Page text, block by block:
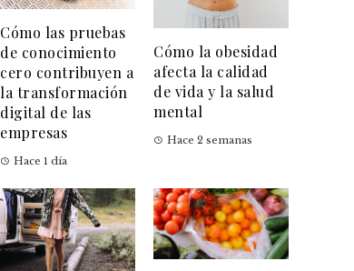
Cómo las pruebas
de conocimiento
cero contribuyen a
la transformación
digital de las
empresas
Hace 1 día
Cómo la obesidad
afecta la calidad
de vida y la salud
mental
Hace 2 semanas